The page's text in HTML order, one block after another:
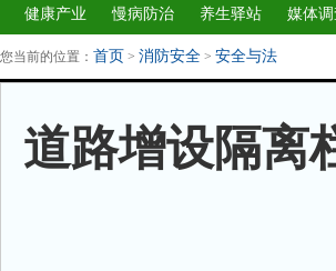
健康产业
慢病防治 养生驿站 媒体调
您当前的位置： 首页 > 消防安全 > 安全与法
道路增设隔离